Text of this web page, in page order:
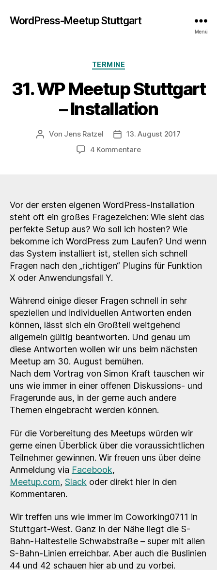
WordPress-Meetup Stuttgart
Menü
Kategorien
TERMINE
31. WP Meetup Stuttgart
– Installation
Beitragsautor
Von Jens Ratzel Veröffentlichungsdatum
13. August 2017
4 Kommentarezu
–
Installation
Vor der ersten eigenen WordPress-Installation
steht oft ein großes Fragezeichen: Wie sieht das
perfekte Setup aus? Wo soll ich hosten? Wie
bekomme ich WordPress zum Laufen? Und wenn
das System installiert ist, stellen sich schnell
Fragen nach den „richtigen“ Plugins für Funktion
X oder Anwendungsfall Y.
Während einige dieser Fragen schnell in sehr
speziellen und individuellen Antworten enden
können, lässt sich ein Großteil weitgehend
allgemein gültig beantworten. Und genau um
diese Antworten wollen wir uns beim nächsten
Meetup am 30. August bemühen.
Nach dem Vortrag von Simon Kraft tauschen wir
uns wie immer in einer offenen Diskussions- und
Fragerunde aus, in der gerne auch andere
Themen eingebracht werden können.
Für die Vorbereitung des Meetups würden wir
gerne einen Überblick über die voraussichtlichen
Teilnehmer gewinnen. Wir freuen uns über deine
Anmeldung via Facebook,
Meetup.com, Slack oder direkt hier in den
Kommentaren.
Wir treffen uns wie immer im Coworking0711 in
Stuttgart-West. Ganz in der Nähe liegt die S-
Bahn-Haltestelle Schwabstraße – super mit allen
S-Bahn-Linien erreichbar. Aber auch die Buslinien
44 und 42 schauen hier ab und zu vorbei.